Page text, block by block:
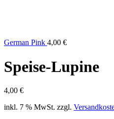
German Pink 4,00 €
Speise-Lupine
4,00 €
inkl. 7 % MwSt. zzgl.